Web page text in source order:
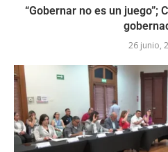
“Gobernar no es un juego”;
26 junio,